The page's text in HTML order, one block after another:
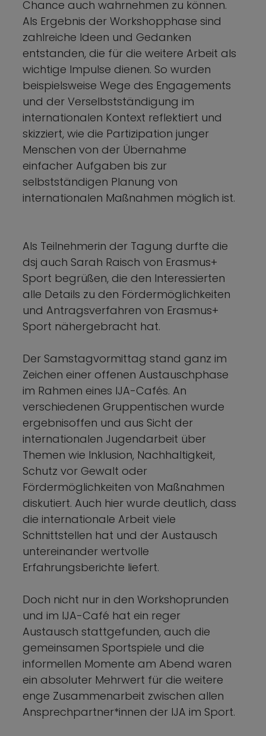
Chance auch wahrnehmen zu können.
Als Ergebnis der Workshopphase sind
zahlreiche Ideen und Gedanken
entstanden, die für die weitere Arbeit als
wichtige Impulse dienen. So wurden
beispielsweise Wege des Engagements
und der Verselbstständigung im
internationalen Kontext reflektiert und
skizziert, wie die Partizipation junger
Menschen von der Übernahme
einfacher Aufgaben bis zur
selbstständigen Planung von
internationalen Maßnahmen möglich ist.
Als Teilnehmerin der Tagung durfte die
dsj auch Sarah Raisch von Erasmus+
Sport begrüßen, die den Interessierten
alle Details zu den Fördermöglichkeiten
und Antragsverfahren von Erasmus+
Sport nähergebracht hat.
Der Samstagvormittag stand ganz im
Zeichen einer offenen Austauschphase
im Rahmen eines IJA-Cafés. An
verschiedenen Gruppentischen wurde
ergebnisoffen und aus Sicht der
internationalen Jugendarbeit über
Themen wie Inklusion, Nachhaltigkeit,
Schutz vor Gewalt oder
Fördermöglichkeiten von Maßnahmen
diskutiert. Auch hier wurde deutlich, dass
die internationale Arbeit viele
Schnittstellen hat und der Austausch
untereinander wertvolle
Erfahrungsberichte liefert.
Doch nicht nur in den Workshoprunden
und im IJA-Café hat ein reger
Austausch stattgefunden, auch die
gemeinsamen Sportspiele und die
informellen Momente am Abend waren
ein absoluter Mehrwert für die weitere
enge Zusammenarbeit zwischen allen
Ansprechpartner*innen der IJA im Sport.